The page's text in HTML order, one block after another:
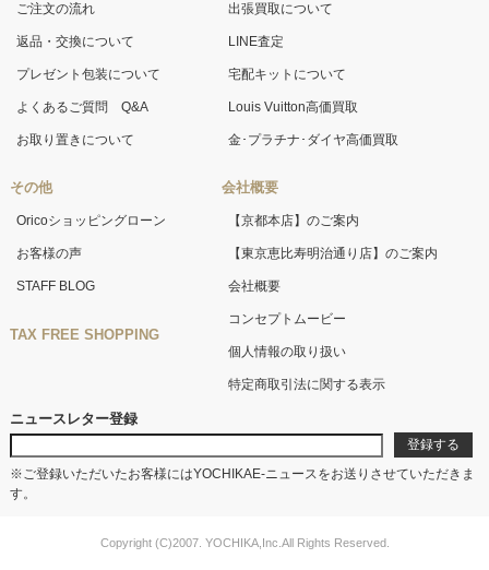
ご注文の流れ
返品・交換について
プレゼント包装について
よくあるご質問 Q&A
お取り置きについて
その他
Oricoショッピングローン
お客様の声
STAFF BLOG
TAX FREE SHOPPING
出張買取について
LINE査定
宅配キットについて
Louis Vuitton高価買取
金･プラチナ･ダイヤ高価買取
会社概要
【京都本店】のご案内
【東京恵比寿明治通り店】のご案内
会社概要
コンセプトムービー
個人情報の取り扱い
特定商取引法に関する表示
ニュースレター登録
※ご登録いただいたお客様にはYOCHIKAE-ニュースをお送りさせていただきま
す。
Copyright (C)2007. YOCHIKA,Inc.All Rights Reserved.